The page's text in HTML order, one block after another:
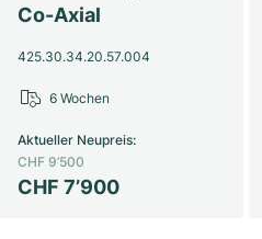
Co-Axial
425.30.34.20.57.004
CHF 7’900
Aktueller Neupreis:
CHF 9’500
6 Wochen